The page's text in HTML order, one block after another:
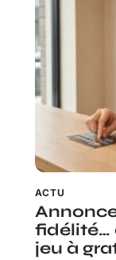
ACTU
fidélité…
jeu à